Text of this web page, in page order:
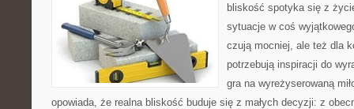
bliskość spotyka się z
sytuacje w coś
czują mocniej, ale też dla
potrzebują inspiracji do
gra na wyreżyserowaną
opowiada, że realna bliskość buduje się z małych decyzji: z